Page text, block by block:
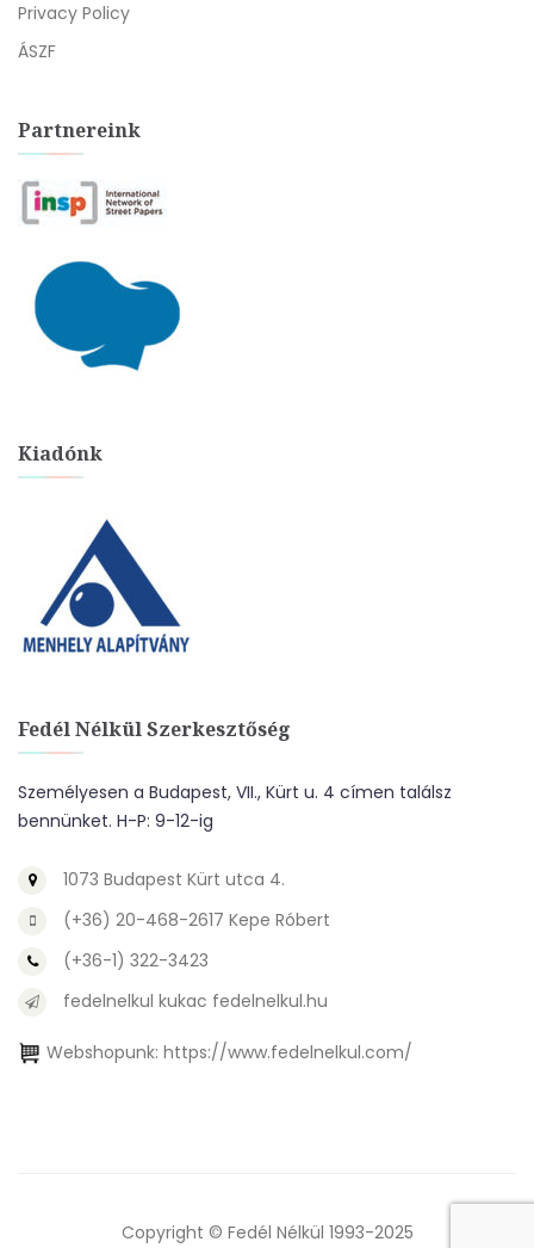
Privacy Policy
ÁSZF
Partnereink
Kiadónk
Fedél Nélkül Szerkesztőség
Személyesen a Budapest, VII., Kürt u. 4 címen találsz
bennünket. H-P: 9-12-ig
1073 Budapest Kürt utca 4.
(+36) 20-468-2617 Kepe Róbert
(+36-1) 322-3423
fedelnelkul kukac fedelnelkul.hu
Webshopunk: https://www.fedelnelkul.com/
Copyright © Fedél Nélkül 1993-2025